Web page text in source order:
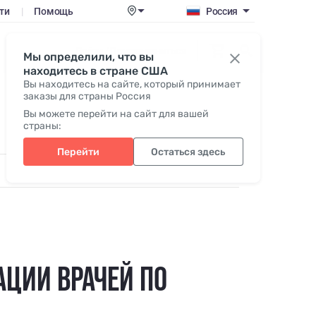
Мы определили, что вы
находитесь в стране США
Вы находитесь на сайте, который принимает
заказы для страны Россия
Вы можете перейти на сайт для вашей
страны:
Перейти Остаться здесь
| Помощь Россия
ВРАЧЕЙ ПО